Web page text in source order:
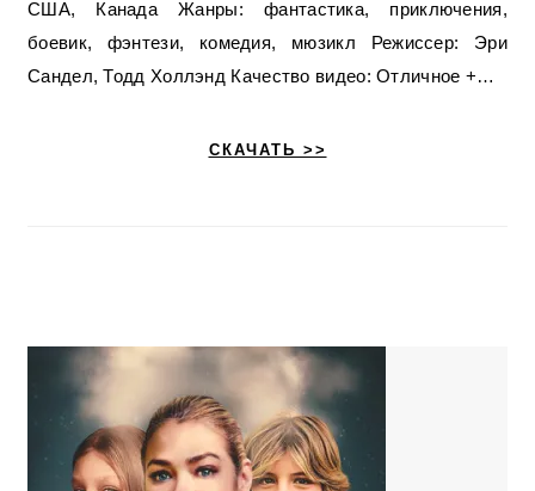
США, Канада Жанры: фантастика, приключения,
боевик, фэнтези, комедия, мюзикл Режиссер: Эри
Сандел, Тодд Холлэнд Качество видео: Отличное +…
СКАЧАТЬ >>